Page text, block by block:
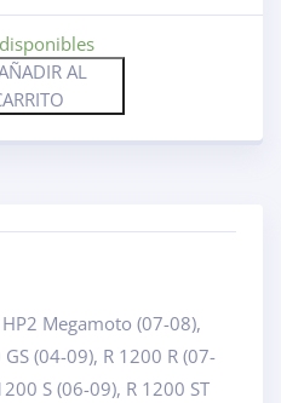
AL
Megamoto (07-08),
(04-09), R 1200 R (07-
S (06-09), R 1200 ST